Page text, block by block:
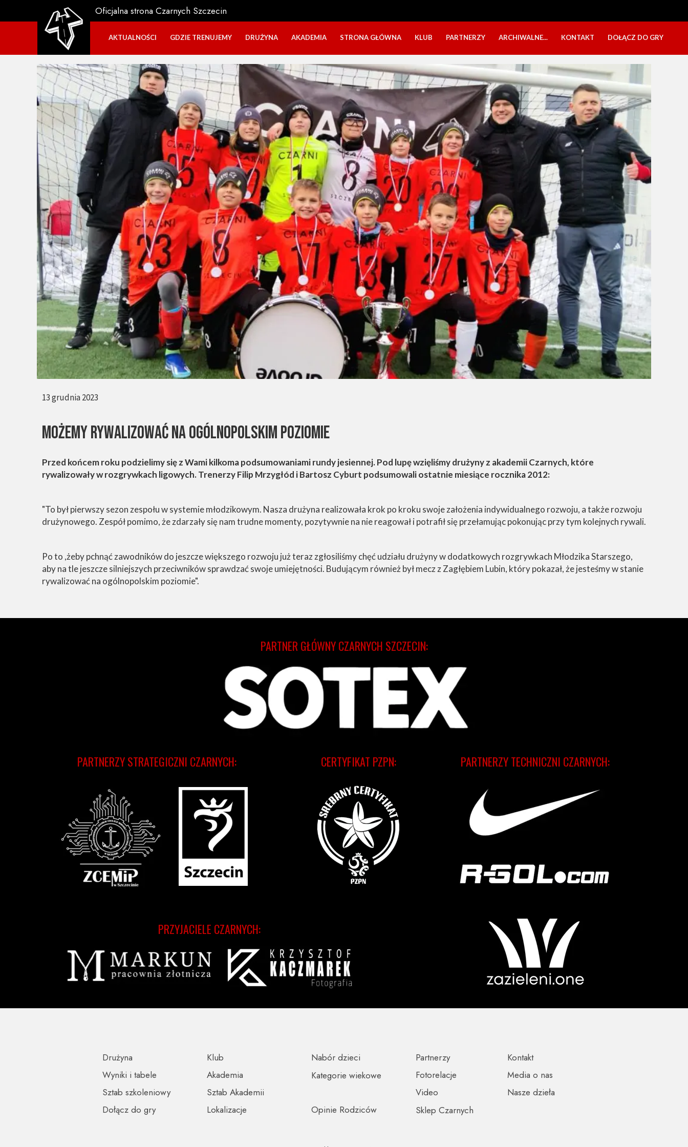
Przed końcem roku podzielimy się z Wami kilkoma podsumowaniami rundy jesiennej. Pod lupę wzięliśmy drużyny z akademii Czarnych, które
rywalizowały w rozgrywkach ligowych. Trenerzy Filip Mrzygłód i Bartosz Cyburt podsumowali ostatnie miesiące rocznika 2012:
"To był pierwszy sezon zespołu w systemie młodzikowym. Nasza drużyna realizowała krok po kroku swoje założenia indywidualnego rozwoju, a także rozwoju
drużynowego. Zespół pomimo, że zdarzały się nam trudne momenty, pozytywnie na nie reagował i potrafił się przełamując pokonując przy tym kolejnych rywali.
Po to ,żeby pchnąć zawodników do jeszcze większego rozwoju już teraz zgłosiliśmy chęć udziału drużyny w dodatkowych rozgrywkach Młodzika Starszego,
aby na tle jeszcze silniejszych przeciwników sprawdzać swoje umiejętności. Budującym również był mecz z Zagłębiem Lubin, który pokazał, że jesteśmy w stanie
rywalizować na ogólnopolskim poziomie".
MOŻEMY RYWALIZOWAĆ NA OGÓLNOPOLSKIM POZIOMIE
13 grudnia 2023
Oficjalna strona Czarnych Szczecin
AKTUALNOŚCI GDZIE TRENUJEMY DRUŻYNA
DOŁĄCZ DO GRY
AKADEMIA
NABÓR DZIECI
SZTAB TRENERSKI
OPINIE RODZICÓW O OBOZACH
STRONA GŁÓWNA KLUB
NASZE DZIEŁA
PARTNERZY ARCHIWALNE...
PÓŁKOLONIE 2025
SBO 2023
CZARNI W MEDIACH
KADRA 2006
FESTYN CHARYTATYWNY
CZAS NA DZIEWCZYNY
OBÓZ W ZATONIU 2020
OBÓZ W KALISZU 2020
FOTORELACJE
VIDEO
OFERTA LATO 2020
ARCHIWUM OBOZÓW
WYNIKI
KONTAKT DOŁĄCZ DO GRY
NABÓR SENIORÓW
CERTYFIKAT PZPN:
PRZYJACIELE CZARNYCH:
PARTNERZY TECHNICZNI CZARNYCH:
PARTNERZY STRATEGICZNI CZARNYCH:
PARTNER GŁÓWNY CZARNYCH SZCZECIN:
Partnerzy
Opinie Rodziców
Nabór dzieci
Wyniki i tabele
Sklep Czarnych
Video
Fotorelacje
Kontakt
Media o nas
Kategorie wiekowe
Lokalizacje
Sztab szkoleniowy
Sztab Akademii
Dołącz do gry
Nasze dzieła
Drużyna
Akademia
Klub